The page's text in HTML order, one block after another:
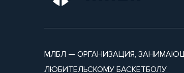
МЛБЛ — ОРГАНИЗАЦИЯ,
ЛЮБИТЕЛЬСКОМУ БАСКЕТБОЛУ